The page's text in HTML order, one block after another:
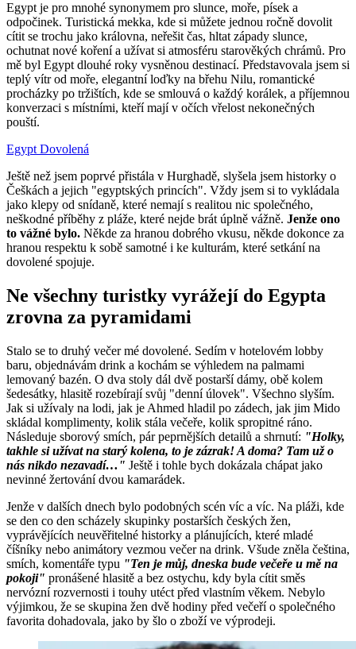
Egypt je pro mnohé synonymem pro slunce, moře, písek a
odpočinek. Turistická mekka, kde si můžete jednou ročně dovolit
cítit se trochu jako královna, neřešit čas, hltat západy slunce,
ochutnat nové koření a užívat si atmosféru starověkých chrámů. Pro
mě byl Egypt dlouhé roky vysněnou destinací. Představovala jsem si
teplý vítr od moře, elegantní loďky na břehu Nilu, romantické
procházky po tržištích, kde se smlouvá o každý korálek, a příjemnou
konverzaci s místními, kteří mají v očích vřelost nekonečných
pouští.
EgyptDovolená
Ještě než jsem poprvé přistála v Hurghadě, slyšela jsem historky o
Češkách a jejich "egyptských princích". Vždy jsem si to vykládala
jako klepy od snídaně, které nemají s realitou nic společného,
neškodné příběhy z pláže, které nejde brát úplně vážně. Jenže ono
to vážné bylo. Někde za hranou dobrého vkusu, někde dokonce za
hranou respektu k sobě samotné i ke kulturám, které setkání na
dovolené spojuje.
Ne všechny turistky vyrážejí do Egypta
zrovna za pyramidami
Stalo se to druhý večer mé dovolené. Sedím v hotelovém lobby
baru, objednávám drink a kochám se výhledem na palmami
lemovaný bazén. O dva stoly dál dvě postarší dámy, obě kolem
šedesátky, hlasitě rozebírají svůj "denní úlovek". Všechno slyším.
Jak si užívaly na lodi, jak je Ahmed hladil po zádech, jak jim Mido
skládal komplimenty, kolik stála večeře, kolik spropitné ráno.
Následuje sborový smích, pár peprnějších detailů a shrnutí: "Holky,
takhle si užívat na starý kolena, to je zázrak! A doma? Tam už o
nás nikdo nezavadí…" Ještě i tohle bych dokázala chápat jako
nevinné žertování dvou kamarádek.
Jenže v dalších dnech bylo podobných scén víc a víc. Na pláži, kde
se den co den scházely skupinky postarších českých žen,
vyprávějících neuvěřitelné historky a plánujících, které mladé
číšníky nebo animátory vezmou večer na drink. Všude zněla čeština,
smích, komentáře typu "Ten je můj, dneska bude večeře u mě na
pokoji" pronášené hlasitě a bez ostychu, kdy byla cítit směs
nervózní rozvernosti i touhy utéct před vlastním věkem. Nebylo
výjimkou, že se skupina žen dvě hodiny před večeří o společného
favorita dohadovala, jako by šlo o zboží ve výprodeji.